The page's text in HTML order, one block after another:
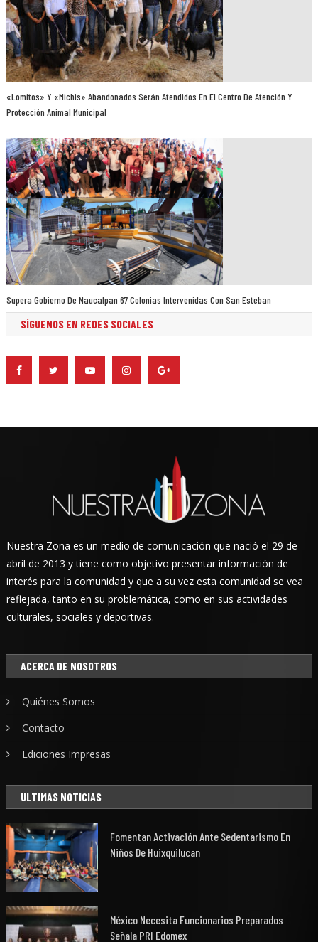
«Lomitos» Y «michis» Abandonados Serán Atendidos En El Centro De Atención Y
Protección Animal Municipal
Supera Gobierno De Naucalpan 67 Colonias Intervenidas Con San Esteban
SÍGUENOS EN REDES SOCIALES
Nuestra Zona es un medio de comunicación que nació el 29 de
abril de 2013 y tiene como objetivo presentar información de
interés para la comunidad y que a su vez esta comunidad se vea
reflejada, tanto en su problemática, como en sus actividades
culturales, sociales y deportivas.
ACERCA DE NOSOTROS
Quiénes Somos
Contacto
Ediciones Impresas
ULTIMAS NOTICIAS
Fomentan Activación Ante Sedentarismo En
Niños De Huixquilucan
México Necesita Funcionarios Preparados
Señala PRI Edomex